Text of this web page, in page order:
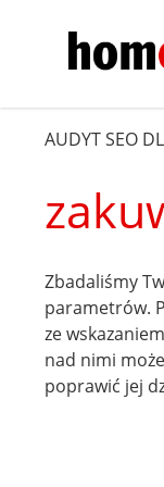
AUDYT SEO
Zbadaliśmy
parametrów.
ze
nad nimi
poprawić jej